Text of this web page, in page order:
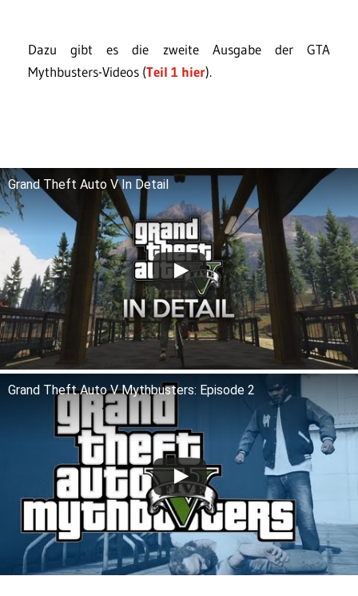
Dazu gibt es die zweite Ausgabe der GTA
Mythbusters-Videos (Teil 1 hier).
Grand Theft Auto V In Detail
Grand Theft Auto V Mythbusters: Episode 2